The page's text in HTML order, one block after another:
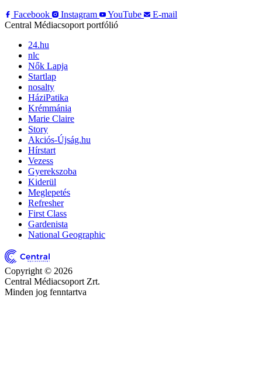
Facebook
Instagram YouTube
E-mail
Central Médiacsoport portfólió
24.hu
nlc
Nők Lapja
Startlap
nosalty
HáziPatika
Krémmánia
Marie Claire
Story
Akciós-Újság.hu
Hírstart
Vezess
Gyerekszoba
Kiderül
Meglepetés
Refresher
First Class
Gardenista
National Geographic
Copyright © 2026
Central Médiacsoport Zrt.
Minden jog fenntartva